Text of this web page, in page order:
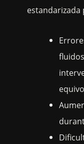
estandarizada